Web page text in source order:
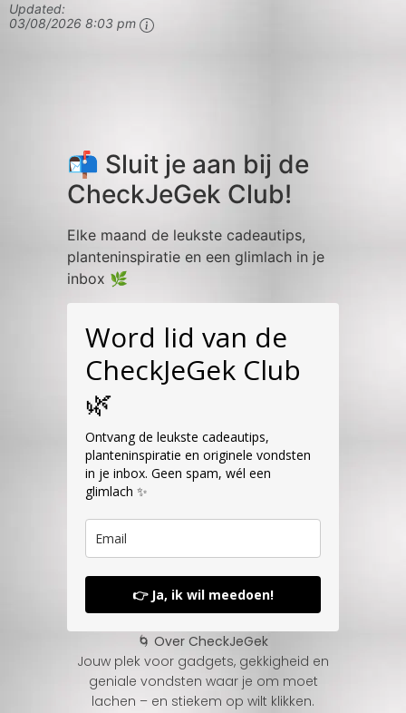
Updated:
03/08/2026 8:03 pm
📬 Sluit je aan bij de
CheckJeGek Club!
Elke maand de leukste cadeautips,
planteninspiratie en een glimlach in je
inbox 🌿
Word lid van de
CheckJeGek Club
🌿
Ontvang de leukste cadeautips,
planteninspiratie en originele vondsten
in je inbox. Geen spam, wél een
glimlach ✨
👉 Ja, ik wil meedoen!
🌀 Over CheckJeGek
Jouw plek voor gadgets, gekkigheid en
geniale vondsten waar je om moet
lachen – en stiekem op wilt klikken.